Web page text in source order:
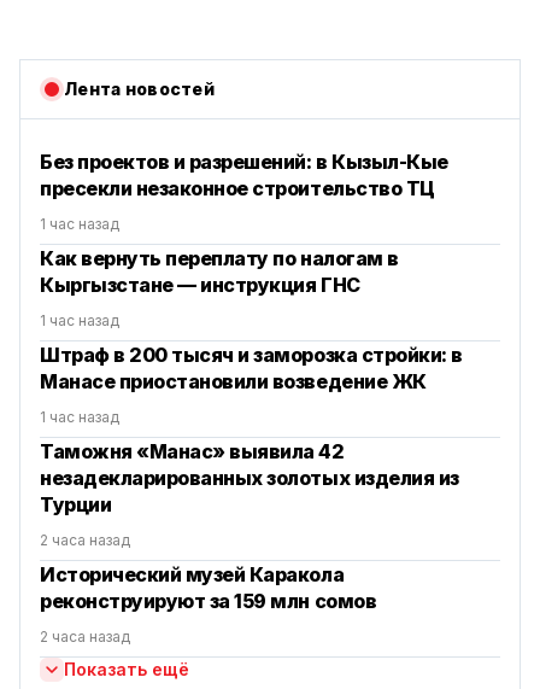
Лента новостей
Без проектов и разрешений: в Кызыл-Кые
пресекли незаконное строительство ТЦ
1 час назад
Как вернуть переплату по налогам в
Кыргызстане — инструкция ГНС
1 час назад
Штраф в 200 тысяч и заморозка стройки: в
Манасе приостановили возведение ЖК
1 час назад
Таможня «Манас» выявила 42
незадекларированных золотых изделия из
Турции
2 часа назад
Исторический музей Каракола
реконструируют за 159 млн сомов
2 часа назад
Показать ещё